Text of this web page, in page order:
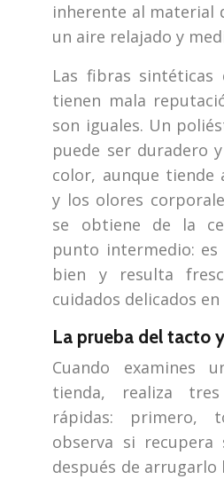
inherente al material
un aire relajado y
Las fibras
tienen mala
son iguales. Un
puede ser duradero
color, aunque
y los olores
se obtiene de la
punto intermedio: es
bien y resulta
cuidados delicados en
La prueba del tacto
Cuando examines
tienda, realiza tres
rápidas:
observa si
después de arrugarlo